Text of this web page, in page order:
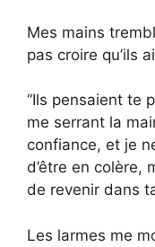
Mes mains
pas croire qu’ils
“Ils pensaient te
me serrant la
confiance, et je
d’être en colère,
de revenir dans
Les larmes me